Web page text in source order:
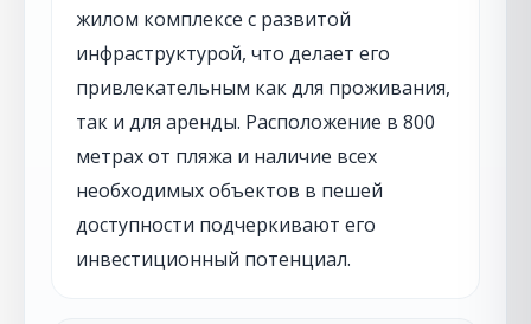
жилом комплексе с развитой
инфраструктурой, что делает его
привлекательным как для проживания,
так и для аренды. Расположение в 800
метрах от пляжа и наличие всех
необходимых объектов в пешей
доступности подчеркивают его
инвестиционный потенциал.